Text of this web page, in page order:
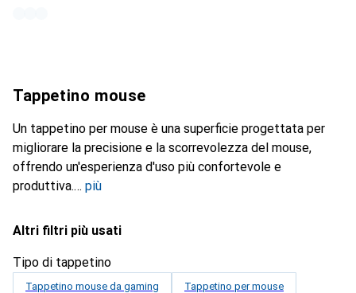
Tappetino mouse
Un tappetino per mouse è una superficie progettata per
migliorare la precisione e la scorrevolezza del mouse,
offrendo un'esperienza d'uso più confortevole e
produttiva.
più
Altri filtri più usati
Tipo di tappetino
Tappetino mouse da gaming Tappetino per mouse